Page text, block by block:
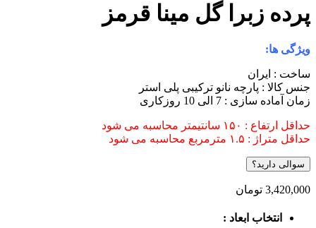
پرده زبرا گل مینا قرمز
ویژگی ها:
ساخت : ایران
جنس کالا : پارچه نانو ترکیبی پلی استر
زمان آماده سازی : 7 الی 10 روزکاری
حداقل ارتفاع : ۱۵۰ سانتیمتر محاسبه می شود
حداقل متراژ : ۱.۵ مترمربع محاسبه می شود
سوالی دارید؟
3,420,000 تومان
انتخاب ابعاد :